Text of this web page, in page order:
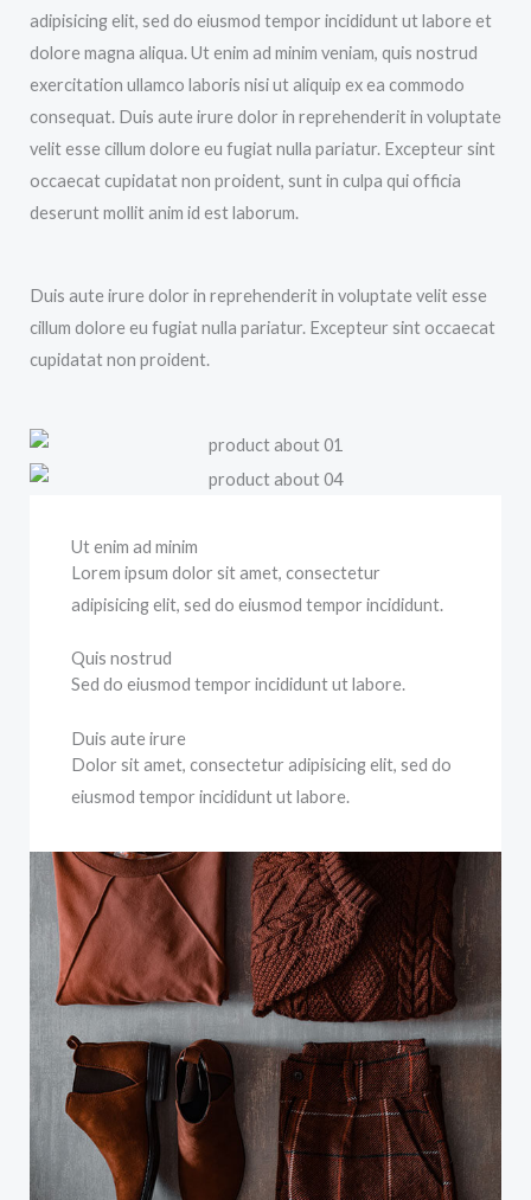
adipisicing elit, sed do eiusmod tempor incididunt ut labore et
dolore magna aliqua. Ut enim ad minim veniam, quis nostrud
exercitation ullamco laboris nisi ut aliquip ex ea commodo
consequat. Duis aute irure dolor in reprehenderit in voluptate
velit esse cillum dolore eu fugiat nulla pariatur. Excepteur sint
occaecat cupidatat non proident, sunt in culpa qui officia
deserunt mollit anim id est laborum.
Duis aute irure dolor in reprehenderit in voluptate velit esse
cillum dolore eu fugiat nulla pariatur. Excepteur sint occaecat
cupidatat non proident.
Ut enim ad minim
Lorem ipsum dolor sit amet, consectetur
adipisicing elit, sed do eiusmod tempor incididunt.
Quis nostrud
Sed do eiusmod tempor incididunt ut labore.
Duis aute irure
Dolor sit amet, consectetur adipisicing elit, sed do
eiusmod tempor incididunt ut labore.